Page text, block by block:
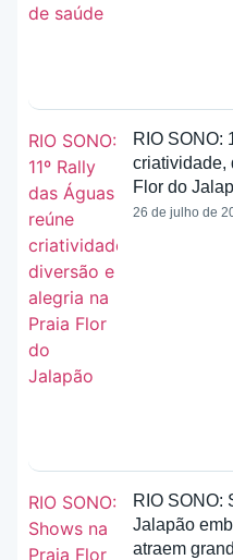
RIO SONO:
criatividade,
Flor do
26 de julho de
RIO SONO:
Jalapão
atraem